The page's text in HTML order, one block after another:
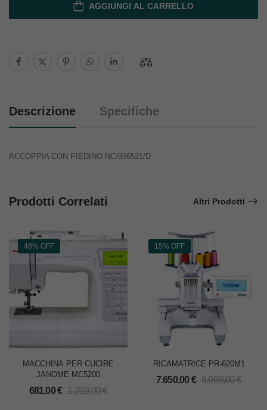
AGGIUNGI AL CARRELLO
Descrizione Specifiche
ACCOPPIA CON PIEDINO NC/956521/D
Prodotti Correlati Altri Prodotti
48% OFF
MACCHINA PER CUCIRE
JANOME MC5200
681,00€ 1.319,00€
15% OFF
RICAMATRICE PR-620M1
7.650,00 € 8.999,00€